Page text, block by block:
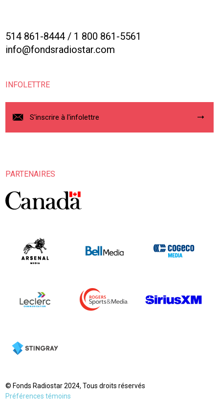
514 861-8444 / 1 800 861-5561
info@fondsradiostar.com
INFOLETTRE
S'inscrire à l'infolettre
PARTENAIRES
© Fonds Radiostar 2024, Tous droits réservés
Préférences témoins